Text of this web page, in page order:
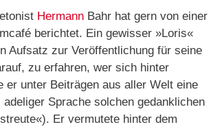
Hermann Bahr hat gern von einer
berichtet. Ein gewisser »Loris«
Aufsatz zur Veröffentlichung für seine
zu erfahren, wer sich hinter
unter Beiträgen aus aller Welt eine
Sprache solchen gedanklichen
Er vermutete hinter dem